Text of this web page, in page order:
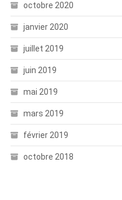
octobre 2020
janvier 2020
juillet 2019
juin 2019
mai 2019
mars 2019
février 2019
octobre 2018